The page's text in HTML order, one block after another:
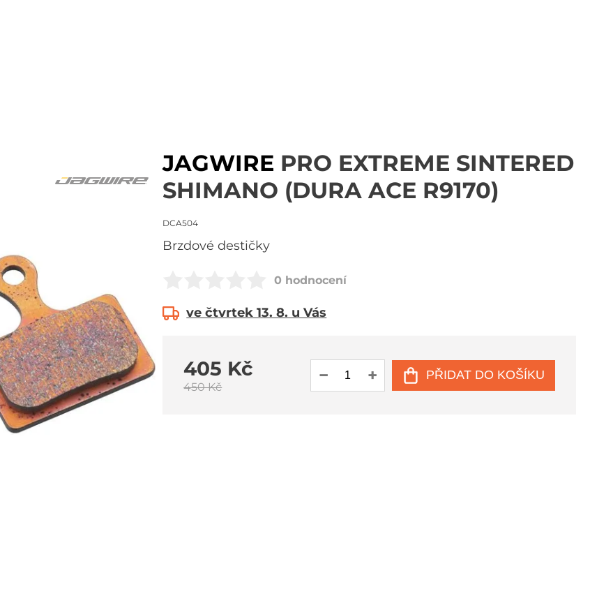
JAGWIRE PRO EXTREME SINTERED
SHIMANO (DURA ACE R9170)
DCA504
brzdové destičky
0 hodnocení
ve čtvrtek 13. 8. u Vás
405 Kč
450 Kč
PŘIDAT DO KOŠÍKU